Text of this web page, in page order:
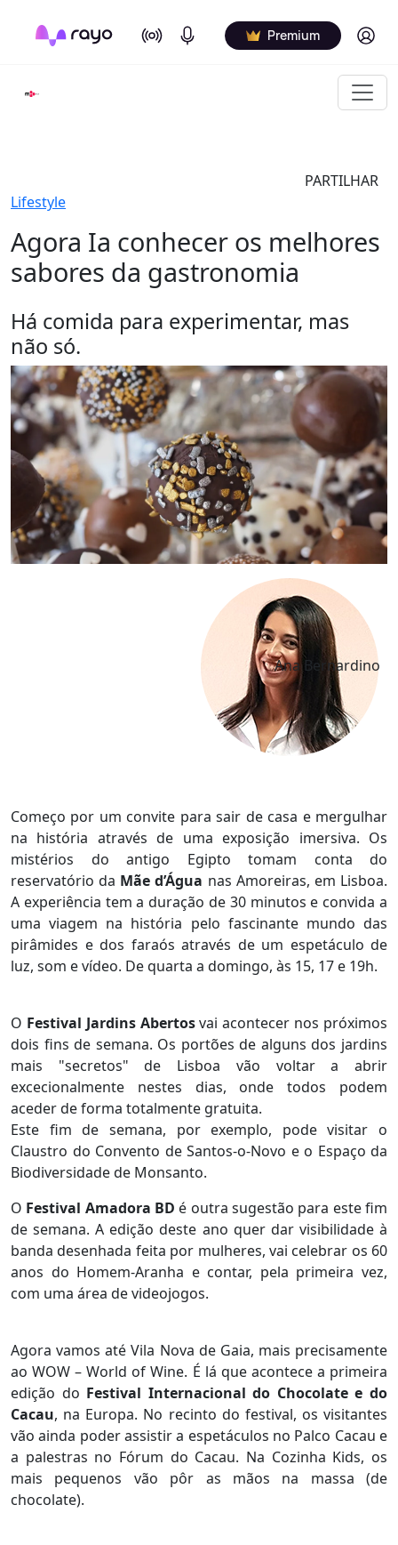
On Air Podcasts Premium Log in
PARTILHAR
Lifestyle
Agora Ia conhecer os melhores
sabores da gastronomia
Há comida para experimentar, mas
não só.
Ana Bernardino
Começo por um convite para sair de casa e mergulhar
na história através de uma exposição imersiva. Os
mistérios do antigo Egipto tomam conta do
reservatório da Mãe d’Água nas Amoreiras, em Lisboa.
A experiência tem a duração de 30 minutos e convida a
uma viagem na história pelo fascinante mundo das
pirâmides e dos faraós através de um espetáculo de
luz, som e vídeo. De quarta a domingo, às 15, 17 e 19h.
O Festival Jardins Abertosvai acontecer nos próximos
dois fins de semana. Os portões de alguns dos jardins
mais "secretos" de Lisboa vão voltar a abrir
excecionalmente nestes dias, onde todos podem
aceder de forma totalmente gratuita.
Este fim de semana, por exemplo, pode visitar o
Claustro do Convento de Santos-o-Novo e o Espaço da
Biodiversidade de Monsanto.
O Festival Amadora BD é outra sugestão para este fim
de semana. A edição deste ano quer dar visibilidade à
banda desenhada feita por mulheres, vai celebrar os 60
anos do Homem-Aranha e contar, pela primeira vez,
com uma área de videojogos.
Agora vamos até Vila Nova de Gaia, mais precisamente
ao WOW – World of Wine. É lá que acontece a primeira
edição do Festival Internacional do Chocolate e do
Cacau, na Europa. No recinto do festival, os visitantes
vão ainda poder assistir a espetáculos no Palco Cacau e
a palestras no Fórum do Cacau. Na Cozinha Kids, os
mais pequenos vão pôr as mãos na massa (de
chocolate).